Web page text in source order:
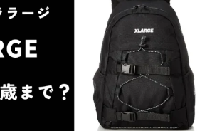
レディース
ファッション
ジュエリー